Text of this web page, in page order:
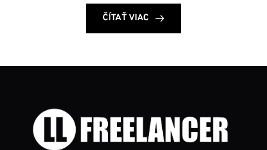
ČÍTAŤ VIAC